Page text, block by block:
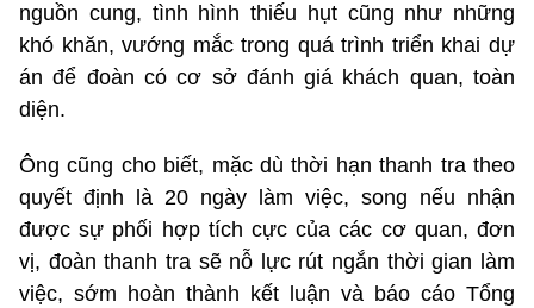
nguồn cung, tình hình thiếu hụt cũng như những
khó khăn, vướng mắc trong quá trình triển khai dự
án để đoàn có cơ sở đánh giá khách quan, toàn
diện.
Ông cũng cho biết, mặc dù thời hạn thanh tra theo
quyết định là 20 ngày làm việc, song nếu nhận
được sự phối hợp tích cực của các cơ quan, đơn
vị, đoàn thanh tra sẽ nỗ lực rút ngắn thời gian làm
việc, sớm hoàn thành kết luận và báo cáo Tổng